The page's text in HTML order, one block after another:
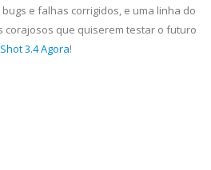
e falhas corrigidos, e uma linha do
corajosos que quiserem testar o futuro
3.4 Agora!